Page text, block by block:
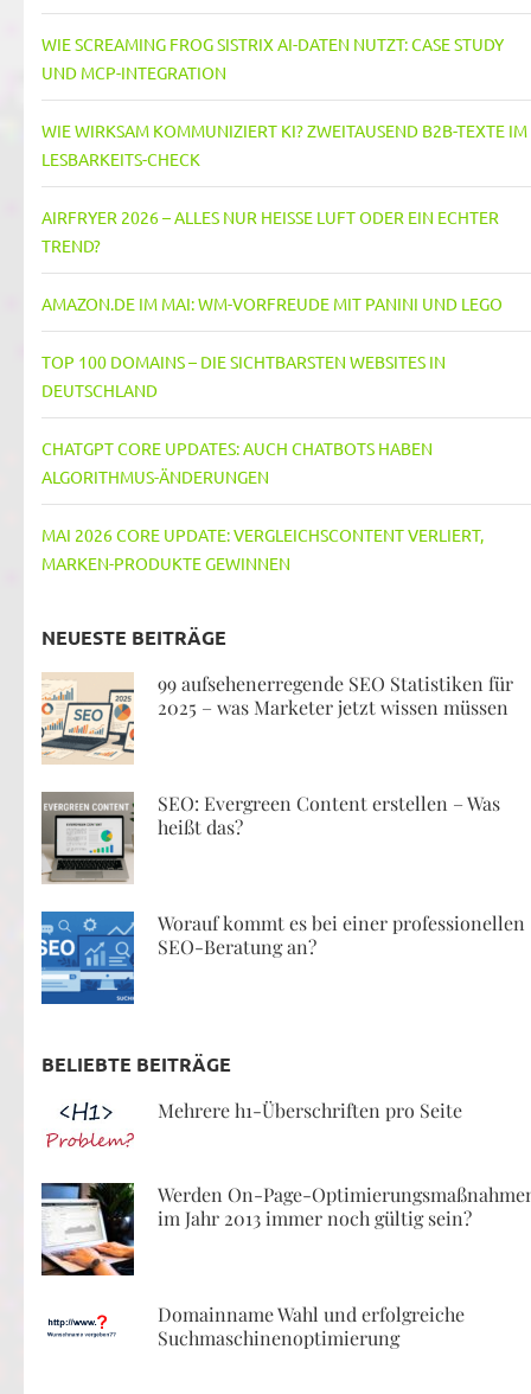
WIE SCREAMING FROG SISTRIX AI-DATEN NUTZT: CASE STUDY
UND MCP-INTEGRATION
WIE WIRKSAM KOMMUNIZIERT KI? ZWEITAUSEND B2B-TEXTE IM
LESBARKEITS-CHECK
AIRFRYER 2026 – ALLES NUR HEISSE LUFT ODER EIN ECHTER T
REND?
AMAZON.DE IM MAI: WM-VORFREUDE MIT PANINI UND LEGO
TOP 100 DOMAINS – DIE SICHTBARSTEN WEBSITES IN
DEUTSCHLAND
CHATGPT CORE UPDATES: AUCH CHATBOTS HABEN
ALGORITHMUS-ÄNDERUNGEN
MAI 2026 CORE UPDATE: VERGLEICHSCONTENT VERLIERT,
MARKEN-PRODUKTE GEWINNEN
NEUESTE BEITRÄGE
99 aufsehenerregende SEO Statistiken für
2025 – was Marketer jetzt wissen müssen
SEO: Evergreen Content erstellen – Was
heißt das?
Worauf kommt es bei einer professionellen
SEO-Beratung an?
BELIEBTE BEITRÄGE
Mehrere h1-Überschriften pro Seite
Werden On-Page-
im Jahr 2013 immer noch gültig sein?
Domainname Wahl und erfolgreiche
Suchmaschinenoptimierung